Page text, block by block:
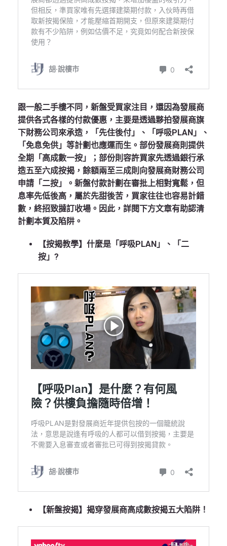
跟一般二手樓不同，新盤受買家注目，還因為發展商
提供各式各樣的付款優惠，主要是透過夥拍發展商旗
下財務公司來承造，「先住後付」、「呼吸PLAN」、
「免息免供」等計劃也應運而生。部份發展商則提供
全期「高成數一按」；部份則容許買家先透過銀行承
造五至六成按揭，餘額兩至三成則向發展商財務公司
申請「二按」。新盤付款計劃在審批上相對寬鬆，但
息率先低後高，屬於先甜後苦，買家往往也容易計錯
數，終招致撻訂收場。因此，詳閱下方文章有助認清
計劃本質及陷阱。
【按揭教學】什麼是「呼吸PLAN」、「二
按」?
【新盤按揭】揭穿發展商高成數按揭五大陷阱！